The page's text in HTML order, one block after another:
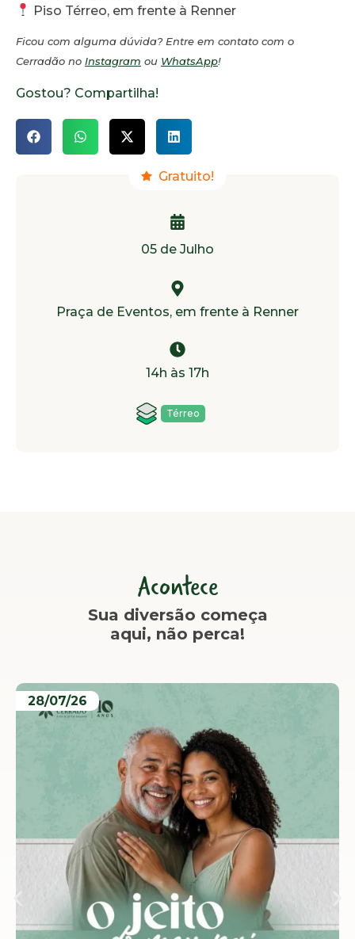
Piso Térreo, em frente à Renner
Ficou com alguma dúvida? Entre em contato com o
Cerradão no Instagram ou WhatsApp!
Gostou? Compartilha!
Gratuito!
05 de Julho
Praça de Eventos, em frente à Renner
14h às 17h
Térreo
Acontece
Sua diversão começa
aqui, não perca!
28/07/26